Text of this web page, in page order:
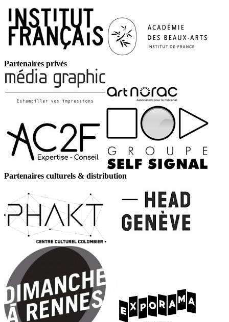
Partenaires privés
Partenaires culturels & distribution